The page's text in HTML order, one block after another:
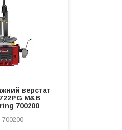
верстат
M&B
700200
700200